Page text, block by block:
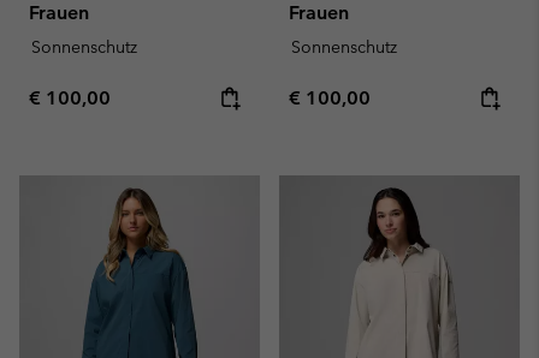
Frauen
Sonnenschutz
Regular price:
€ 100,00
Frauen
Sonnenschutz
Regular price:
€ 100,00